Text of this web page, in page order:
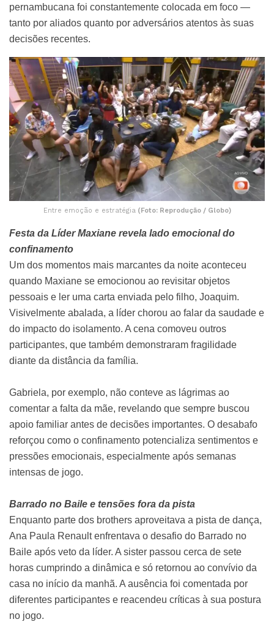
pernambucana foi constantemente colocada em foco —
tanto por aliados quanto por adversários atentos às suas
decisões recentes.
Entre emoção e estratégia(Foto: Reprodução / Globo)
Festa da Líder Maxiane revela lado emocional do
confinamento
Um dos momentos mais marcantes da noite aconteceu
quando Maxiane se emocionou ao revisitar objetos
pessoais e ler uma carta enviada pelo filho, Joaquim.
Visivelmente abalada, a líder chorou ao falar da saudade e
do impacto do isolamento. A cena comoveu outros
participantes, que também demonstraram fragilidade
diante da distância da família.
Gabriela, por exemplo, não conteve as lágrimas ao
comentar a falta da mãe, revelando que sempre buscou
apoio familiar antes de decisões importantes. O desabafo
reforçou como o confinamento potencializa sentimentos e
pressões emocionais, especialmente após semanas
intensas de jogo.
Barrado no Baile e tensões fora da pista
Enquanto parte dos brothers aproveitava a pista de dança,
Ana Paula Renault enfrentava o desafio do Barrado no
Baile após veto da líder. A sister passou cerca de sete
horas cumprindo a dinâmica e só retornou ao convívio da
casa no início da manhã. A ausência foi comentada por
diferentes participantes e reacendeu críticas à sua postura
no jogo.